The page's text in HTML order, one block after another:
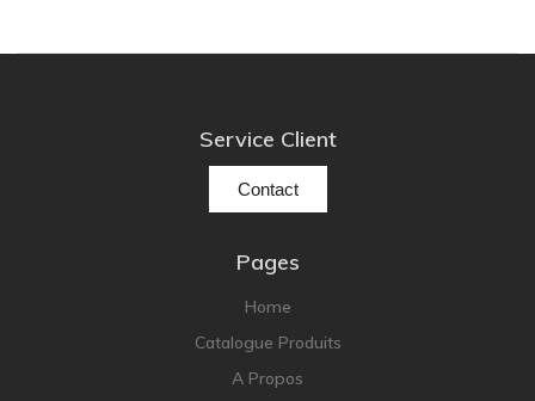
Service Client
Contact
Pages
Home
Catalogue Produits
A Propos